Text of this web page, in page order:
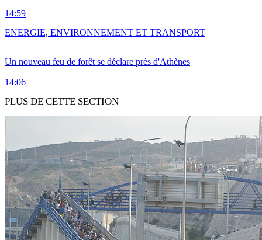
14:59
Un nouveau feu de forêt se déclare près d'Athènes
14:06
ENERGIE, ENVIRONNEMENT ET TRANSPORT
PLUS DE CETTE SECTION